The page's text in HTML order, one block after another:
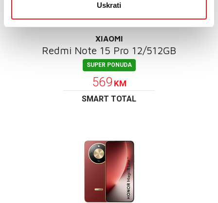
Uskrati
XIAOMI
Redmi Note 15 Pro 12/512GB
SUPER PONUDA
569 KM
SMART TOTAL